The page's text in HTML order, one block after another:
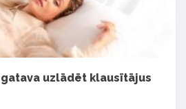
gatava uzlādēt klausītājus